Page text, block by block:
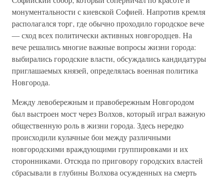
монументальности с киевской Софией. Напротив кремля
располагался торг, где обычно проходило городское вече
— сход всех политически активных новгородцев. На
вече решались многие важные вопросы жизни города:
выбирались городские власти, обсуждались кандидатуры
приглашаемых князей, определялась военная политика
Новгорода.
Между левобережным и правобережным Новгородом
был выстроен мост через Волхов, который играл важную
общественную роль в жизни города. Здесь нередко
происходили кулачные бои между различными
новгородскими враждующими группировками и их
сторонниками. Отсюда по приговору городских властей
сбрасывали в глубины Волхова осужденных на смерть